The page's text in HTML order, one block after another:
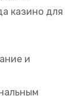
казино для
и